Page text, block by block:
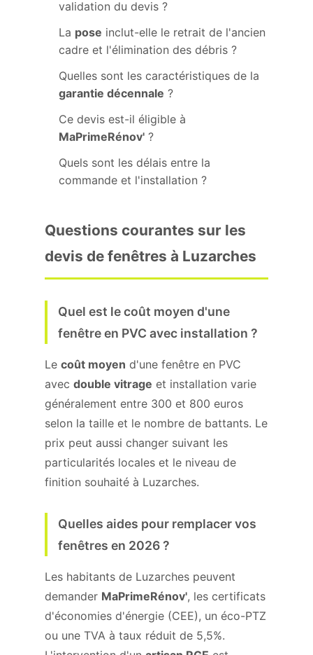
validation du devis ?
La pose inclut-elle le retrait de l'ancien
cadre et l'élimination des débris ?
Quelles sont les caractéristiques de la
garantie décennale ?
Ce devis est-il éligible à
MaPrimeRénov' ?
Quels sont les délais entre la
commande et l'installation ?
Questions courantes sur les
devis de fenêtres à Luzarches
Quel est le coût moyen d'une
fenêtre en PVC avec installation ?
Le coût moyen d'une fenêtre en PVC
avec double vitrage et installation varie
généralement entre 300 et 800 euros
selon la taille et le nombre de battants. Le
prix peut aussi changer suivant les
particularités locales et le niveau de
finition souhaité à Luzarches.
Quelles aides pour remplacer vos
fenêtres en 2026 ?
Les habitants de Luzarches peuvent
demander MaPrimeRénov', les certificats
d'économies d'énergie (CEE), un éco-PTZ
ou une TVA à taux réduit de 5,5%.